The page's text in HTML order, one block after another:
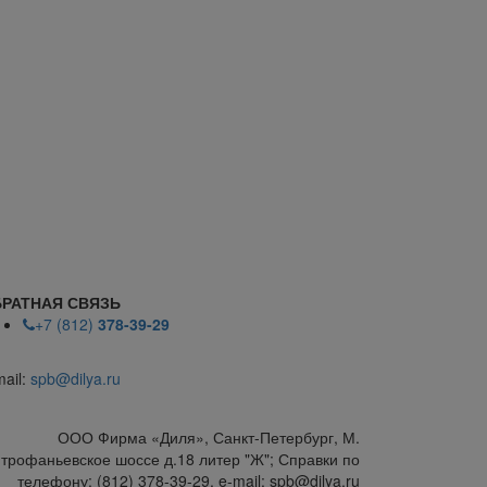
СВЯЗЬ
+7 (812) 378-39-29
spb@dilya.ru
ООО Фирма «Диля», Санкт-Петербург, М.
шоссе д.18 литер "Ж"; Справки по
телефону: (812) 378-39-29, e-mail: spb@dilya.ru